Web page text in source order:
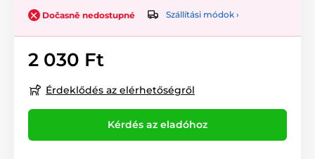
Dočasně nedostupné Szállítási módok ›
2 030 Ft
Érdeklődés az elérhetőségről
Kérdés az eladóhoz